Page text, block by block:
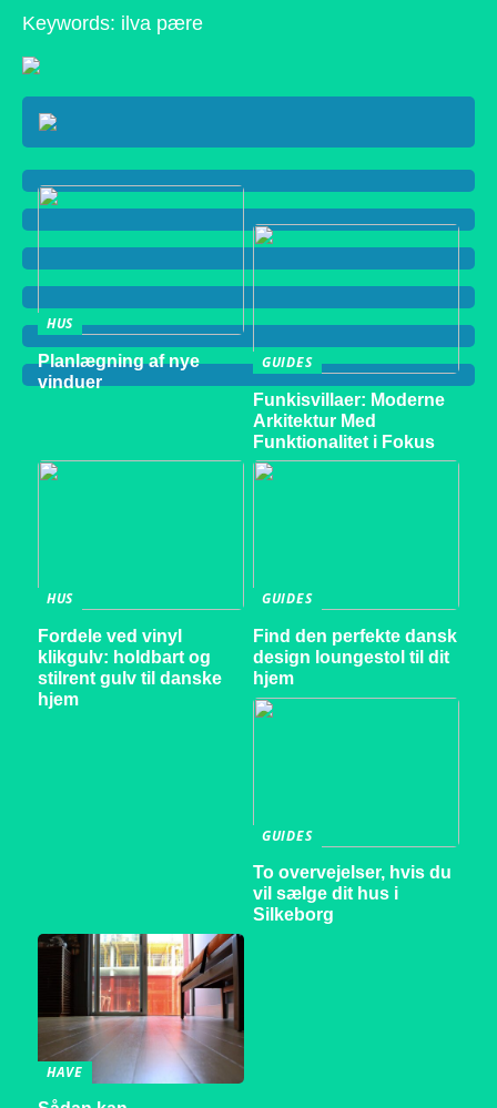
Keywords: ilva pære
HUS
Planlægning af nye
vinduer
GUIDES
Funkisvillaer: Moderne
Arkitektur Med
Funktionalitet i Fokus
HUS
Fordele ved vinyl
klikgulv: holdbart og
stilrent gulv til danske
hjem
GUIDES
Find den perfekte dansk
design loungestol til dit
hjem
GUIDES
To overvejelser, hvis du
vil sælge dit hus i
Silkeborg
HAVE